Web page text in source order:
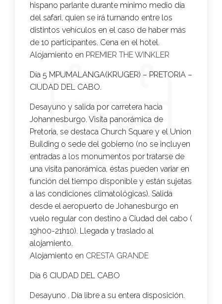
hispano parlante durante mínimo medio día
del safari, quien se irá turnando entre los
distintos vehículos en el caso de haber más
de 10 participantes. Cena en el hotel.
Alojamiento en PREMIER THE WINKLER
Día 5 MPUMALANGA(KRUGER) – PRETORIA –
CIUDAD DEL CABO.
Desayuno y salida por carretera hacia
Johannesburgo. Visita panorámica de
Pretoria, se destaca Church Square y el Union
Building o sede del gobierno (no se incluyen
entradas a los monumentos por tratarse de
una visita panorámica, éstas pueden variar en
función del tiempo disponible y están sujetas
a las condiciones climatológicas). Salida
desde el aeropuerto de Johanesburgo en
vuelo regular con destino a Ciudad del cabo (
19h00-21h10). Llegada y traslado al
alojamiento.
Alojamiento en CRESTA GRANDE
Día 6 CIUDAD DEL CABO
Desayuno . Día libre a su entera disposición.